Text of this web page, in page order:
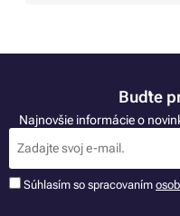
Buďte
Najnovšie informácie o
Súhlasím so spracovaním